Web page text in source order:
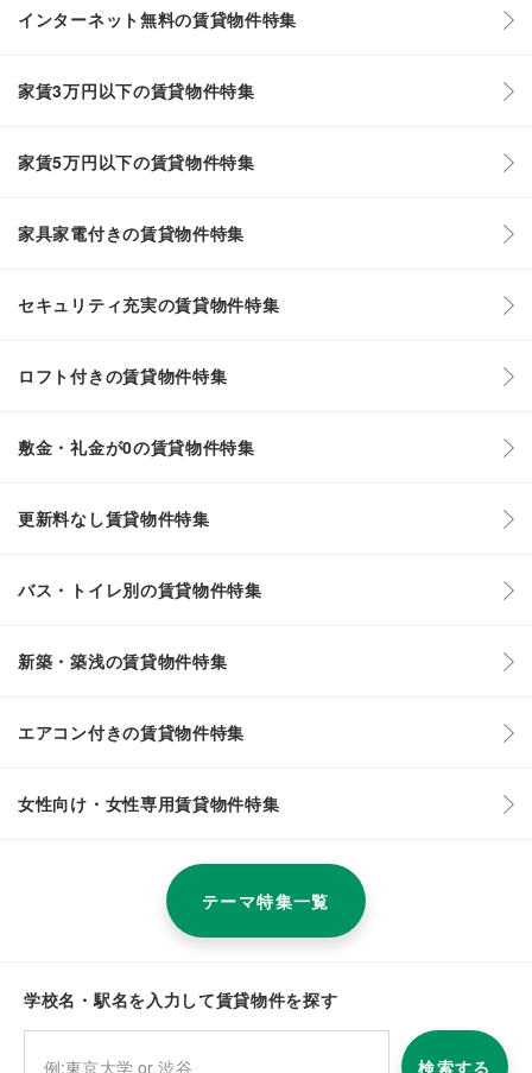
インターネット無料の賃貸物件特集
家賃3万円以下の賃貸物件特集
家賃5万円以下の賃貸物件特集
家具家電付きの賃貸物件特集
セキュリティ充実の賃貸物件特集
ロフト付きの賃貸物件特集
敷金・礼金が0の賃貸物件特集
更新料なし賃貸物件特集
バス・トイレ別の賃貸物件特集
新築・築浅の賃貸物件特集
エアコン付きの賃貸物件特集
女性向け・女性専用賃貸物件特集
テーマ特集一覧
学校名・駅名を入力して賃貸物件を探す
検索する